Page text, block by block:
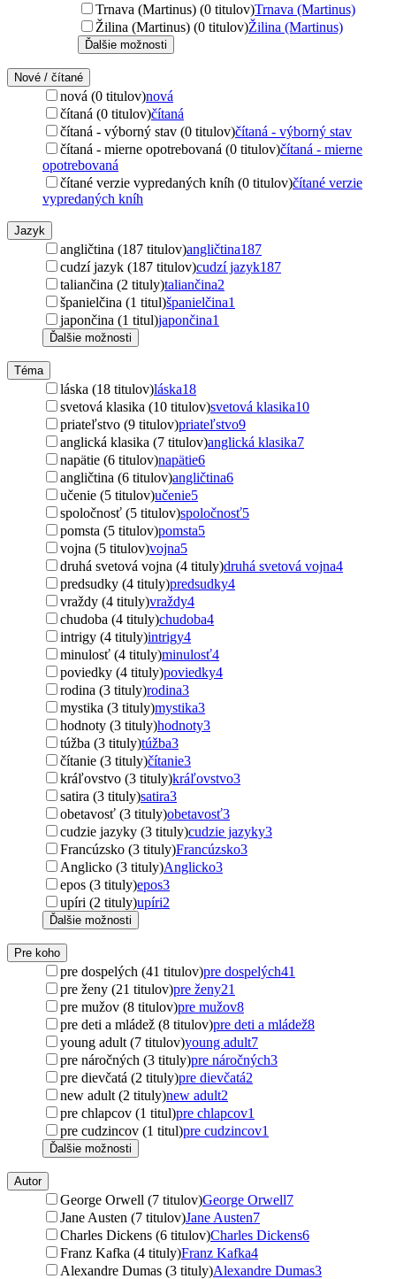
Trnava (Martinus) (0 titulov)Trnava (Martinus)
Žilina (Martinus) (0 titulov)Žilina (Martinus)
Ďalšie možnosti
Nové / čítané
nová (0 titulov)nová
čítaná (0 titulov)čítaná
čítaná - výborný stav (0 titulov)čítaná - výborný stav
čítaná - mierne opotrebovaná (0 titulov)čítaná - mierne
opotrebovaná
čítané verzie vypredaných kníh (0 titulov)čítané verzie
vypredaných kníh
Jazyk
angličtina (187 titulov)angličtina187
cudzí jazyk (187 titulov)cudzí jazyk187
taliančina (2 tituly)taliančina2
španielčina (1 titul)španielčina1
japončina (1 titul)japončina1
Ďalšie možnosti
Téma
láska (18 titulov)láska18
svetová klasika (10 titulov)svetová klasika10
priateľstvo (9 titulov)priateľstvo9
anglická klasika (7 titulov)anglická klasika7
napätie (6 titulov)napätie6
angličtina (6 titulov)angličtina6
učenie (5 titulov)učenie5
spoločnosť (5 titulov)spoločnosť5
pomsta (5 titulov)pomsta5
vojna (5 titulov)vojna5
druhá svetová vojna (4 tituly)druhá svetová vojna4
predsudky (4 tituly)predsudky4
vraždy (4 tituly)vraždy4
chudoba (4 tituly)chudoba4
intrigy (4 tituly)intrigy4
minulosť (4 tituly)minulosť4
poviedky (4 tituly)poviedky4
rodina (3 tituly)rodina3
mystika (3 tituly)mystika3
hodnoty (3 tituly)hodnoty3
túžba (3 tituly)túžba3
čítanie (3 tituly)čítanie3
kráľovstvo (3 tituly)kráľovstvo3
satira (3 tituly)satira3
obetavosť (3 tituly)obetavosť3
cudzie jazyky (3 tituly)cudzie jazyky3
Francúzsko (3 tituly)Francúzsko3
Anglicko (3 tituly)Anglicko3
epos (3 tituly)epos3
upíri (2 tituly)upíri2
Ďalšie možnosti
Pre koho
pre dospelých (41 titulov)pre dospelých41
pre ženy (21 titulov)pre ženy21
pre mužov (8 titulov)pre mužov8
pre deti a mládež (8 titulov)pre deti a mládež8
young adult (7 titulov)young adult7
pre náročných (3 tituly)pre náročných3
pre dievčatá (2 tituly)pre dievčatá2
new adult (2 tituly)new adult2
pre chlapcov (1 titul)pre chlapcov1
pre cudzincov (1 titul)pre cudzincov1
Ďalšie možnosti
Autor
George Orwell (7 titulov)George Orwell7
Jane Austen (7 titulov)Jane Austen7
Charles Dickens (6 titulov)Charles Dickens6
Franz Kafka (4 tituly)Franz Kafka4
Alexandre Dumas (3 tituly)Alexandre Dumas3